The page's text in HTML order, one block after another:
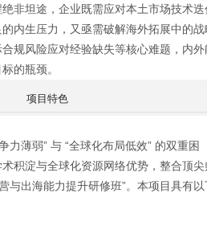
非坦途，企业既需应对本土市场技术迭
内生压力，又亟需破解海外拓展中的战
规风险应对经验缺失等核心难题，内外
的瓶颈。
项目特色
力薄弱” 与 “全球化布局低效” 的双重困
积淀与全球化资源网络优势，整合顶尖
与出海能力提升研修班”。本项目具有以